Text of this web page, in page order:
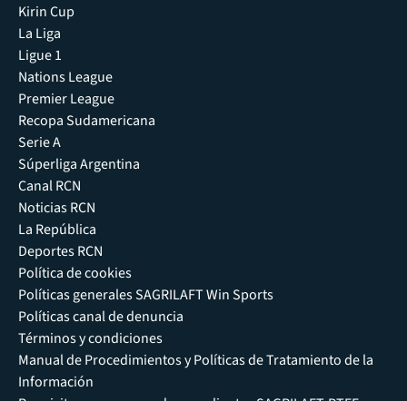
Kirin Cup
La Liga
Ligue 1
Nations League
Premier League
Recopa Sudamericana
Serie A
Súperliga Argentina
Canal RCN
Noticias RCN
La República
Deportes RCN
Política de cookies
Políticas generales SAGRILAFT Win Sports
Políticas canal de denuncia
Términos y condiciones
Manual de Procedimientos y Políticas de Tratamiento de la
Información